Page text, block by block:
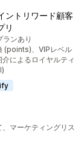
ントリワード顧客
リ
件
ランあり
(points)、VIPレベル
によるロイヤルティ
件
マーケティングリス